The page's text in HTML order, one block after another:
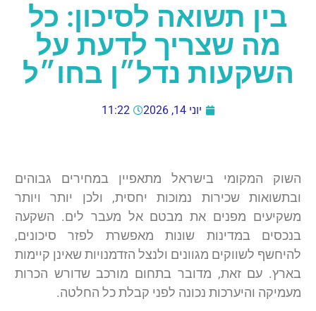
בין תשואה לסיכון: כל
מה שצריך לדעת על
השקעות נדל״ן בחו״ל
יוני 14, 2026 11:22
השוק המקומי בישראל מתאפיין במחירים גבוהים
ובתשואות שכירות נמוכות יחסית, ולכן יותר ויותר
משקיעים מפנים את מבטם אל מעבר לים. השקעה
בנכסים במדינות שונות מאפשרת לפזר סיכונים,
להיחשף לשווקים מגוונים ולנצל הזדמנויות שאינן קיימות
בארץ. עם זאת, מדובר בתחום מורכב שדורש הכרות
מעמיקה והיערכות נכונה לפני קבלת כל החלטה.